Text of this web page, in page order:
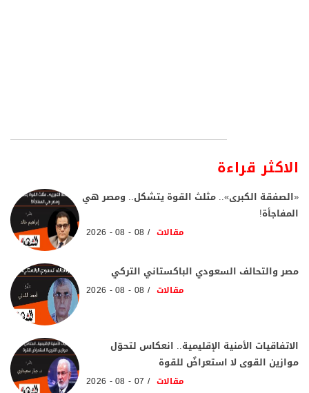
الاكثر قراءة
«الصفقة الكبرى».. مثلث القوة يتشكل.. ومصر هي
المفاجأة!
مقالات 08 - 08 - 2026
مصر والتحالف السعودي الباكستاني التركي
مقالات 08 - 08 - 2026
الاتفاقيات الأمنية الإقليمية.. انعكاس لتحوّل
موازين القوى لا استعراضٌ للقوة
مقالات 07 - 08 - 2026